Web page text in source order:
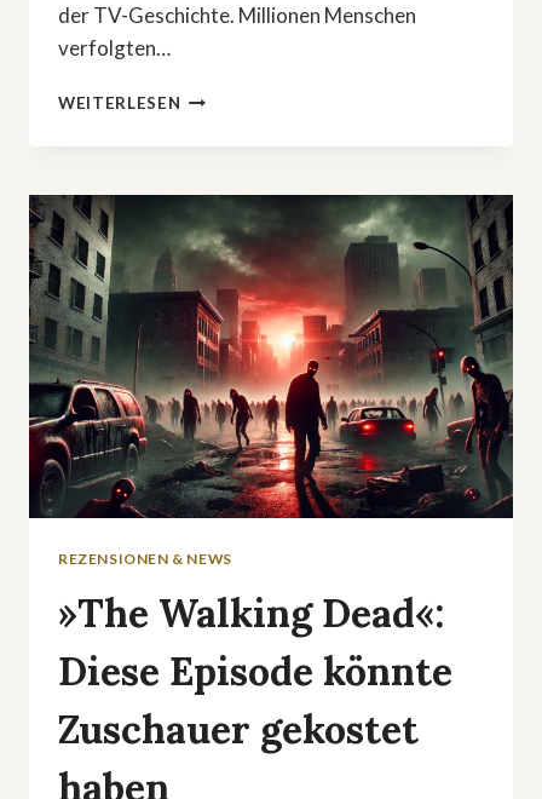
der TV-Geschichte. Millionen Menschen
verfolgten…
WEITERLESEN DER
BEI
UND
NTV
ERREICHT
22,17
MILLIONEN
MENSCHEN
REZENSIONEN & NEWS
»The Walking Dead«:
Diese Episode könnte
Zuschauer gekostet
haben